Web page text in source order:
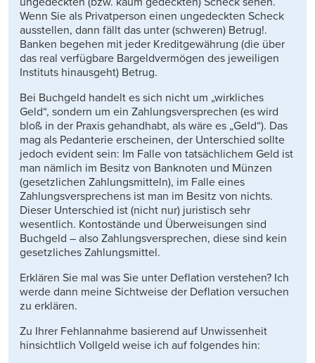
Wenn Sie als Privatperson einen ungedeckten Scheck
ausstellen, dann fällt das unter (schweren) Betrug!.
Banken begehen mit jeder Kreditgewährung (die über
das real verfügbare Bargeldvermögen des jeweiligen
Instituts hinausgeht) Betrug.
Bei Buchgeld handelt es sich nicht um „wirkliches
Geld“, sondern um ein Zahlungsversprechen (es wird
bloß in der Praxis gehandhabt, als wäre es „Geld“). Das
mag als Pedanterie erscheinen, der Unterschied sollte
jedoch evident sein: Im Falle von tatsächlichem Geld ist
man nämlich im Besitz von Banknoten und Münzen
(gesetzlichen Zahlungsmitteln), im Falle eines
Zahlungsversprechens ist man im Besitz von nichts.
Dieser Unterschied ist (nicht nur) juristisch sehr
wesentlich. Kontostände und Überweisungen sind
Buchgeld – also Zahlungsversprechen, diese sind kein
gesetzliches Zahlungsmittel.
Erklären Sie mal was Sie unter Deflation verstehen? Ich
werde dann meine Sichtweise der Deflation versuchen
zu erklären.
Zu Ihrer Fehlannahme basierend auf Unwissenheit
hinsichtlich Vollgeld weise ich auf folgendes hin: